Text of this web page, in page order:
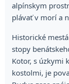
alpínskym
plávať v morí a
Historické
stopy
Kotor, s úzkymi
kostolmi, je